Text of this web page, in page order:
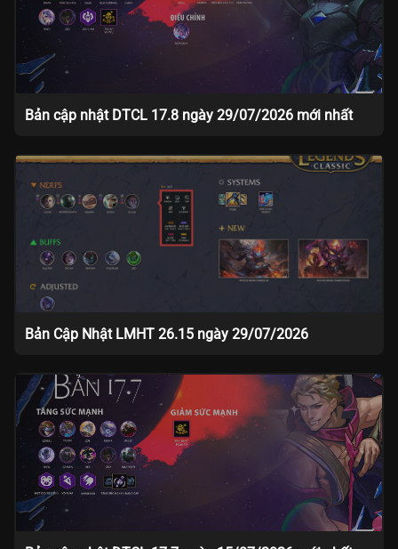
Bản cập nhật DTCL 17.8 ngày 29/07/2026 mới nhất
Bản Cập Nhật LMHT 26.15 ngày 29/07/2026